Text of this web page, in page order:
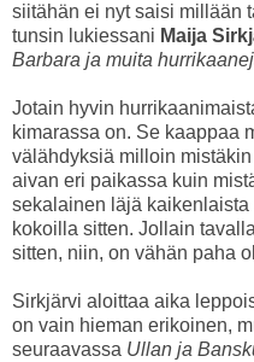
siitähän ei nyt saisi millään
tunsin lukiessani Maija
Barbara ja muita
Jotain hyvin
kimarassa on. Se kaappaa
välähdyksiä milloin
aivan eri paikassa kuin
sekalainen läjä
kokoilla sitten. Jollain
sitten, niin, on vähän paha
Sirkjärvi aloittaa aika
on vain hieman erikoinen,
seuraavassa Ullan ja